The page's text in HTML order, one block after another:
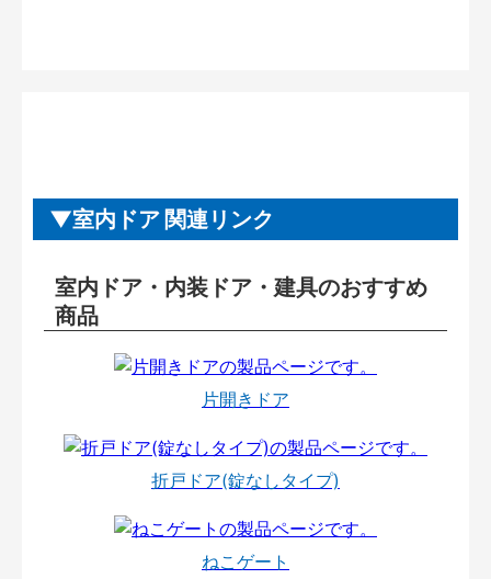
室内ドア 関連リンク
室内ドア・内装ドア・建具のおすすめ
商品
片開きドア
折戸ドア(錠なしタイプ)
ねこゲート